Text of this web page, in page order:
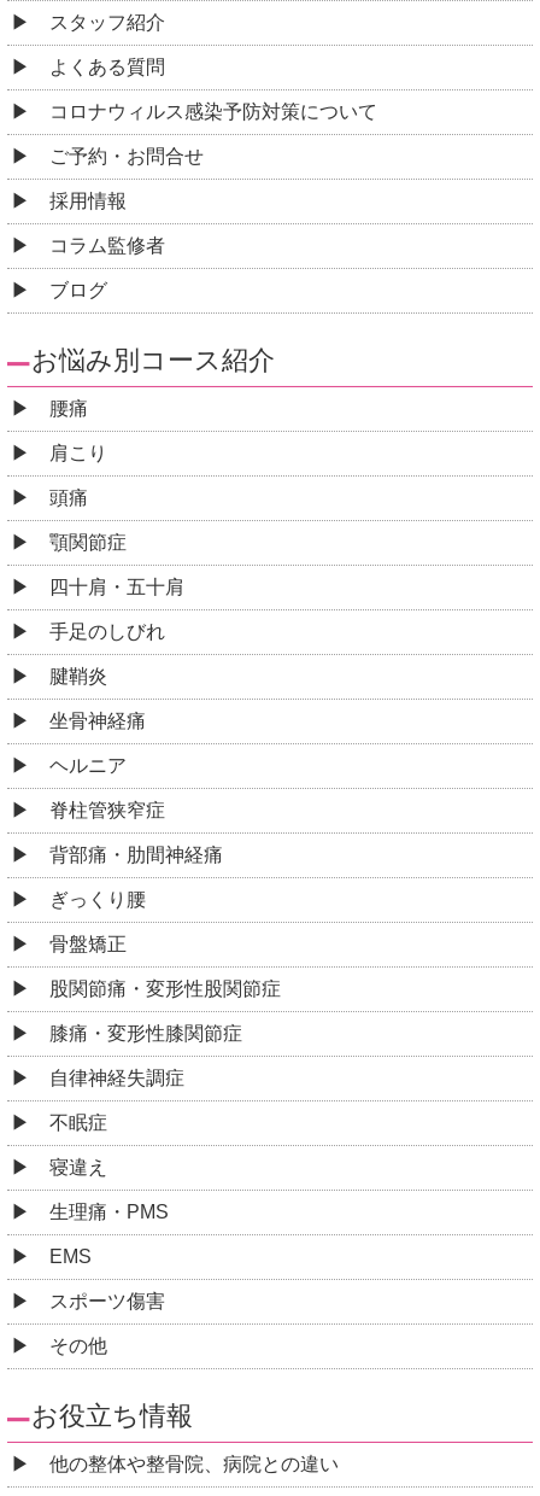
スタッフ紹介
よくある質問
コロナウィルス感染予防対策について
ご予約・お問合せ
採用情報
コラム監修者
ブログ
お悩み別コース紹介
腰痛
肩こり
頭痛
顎関節症
四十肩・五十肩
手足のしびれ
腱鞘炎
坐骨神経痛
ヘルニア
脊柱管狭窄症
背部痛・肋間神経痛
ぎっくり腰
骨盤矯正
股関節痛・変形性股関節症
膝痛・変形性膝関節症
自律神経失調症
不眠症
寝違え
生理痛・PMS
EMS
スポーツ傷害
その他
お役立ち情報
他の整体や整骨院、病院との違い